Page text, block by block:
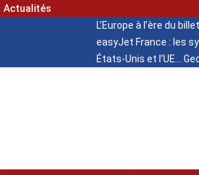
Actualités
L’Europe à l’ère du
easyJet France : les
États-Unis et l’UE